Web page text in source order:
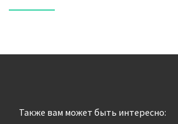
Также вам может быть интересно: